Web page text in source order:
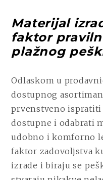
Materijal
faktor
plažnog
Odlaskom u
dostupnog
prvenstveno ispratiti
dostupne i odabrati
udobno i komforno
faktor zadovoljstva
izrade i biraju se